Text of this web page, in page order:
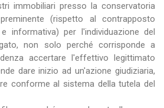
immobiliari presso la conservatoria
(rispetto al contrapposto
informativa) per l'individuazione del
non solo perché corrisponde a
accertare l'effettivo legittimato
dare inizio ad un'azione giudiziaria,
conforme al sistema della tutela del